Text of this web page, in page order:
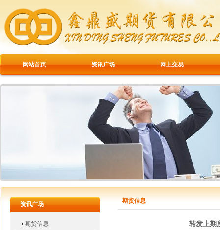
网站首页 资讯广场 网上交易
资讯广场
期货信息
期货信息
转发上期